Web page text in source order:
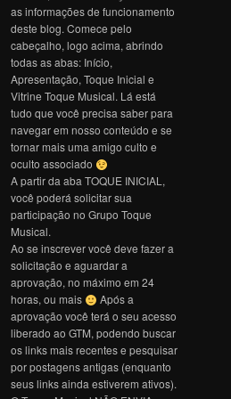
as informações de funcionamento
deste blog. Comece pelo
cabeçalho, logo acima, abrindo
todas as abas: Início,
Apresentação, Toque Inicial e
Vitrine Toque Musical. Lá está
tudo que você precisa saber para
navegar em nosso conteúdo e se
tornar mais uma amigo culto e
oculto associado
A partir da aba TOQUE INICIAL,
você poderá solicitar sua
participação no Grupo Toque
Musical.
Ao se inscrever você deve fazer a
solicitação e aguardar a
aprovação, no máximo em 24
horas, ou mais
Após a
aprovação você terá o seu acesso
liberado ao GTM, podendo buscar
os links mais recentes e pesquisar
por postagens antigas (enquanto
seus links ainda estiverem ativos).